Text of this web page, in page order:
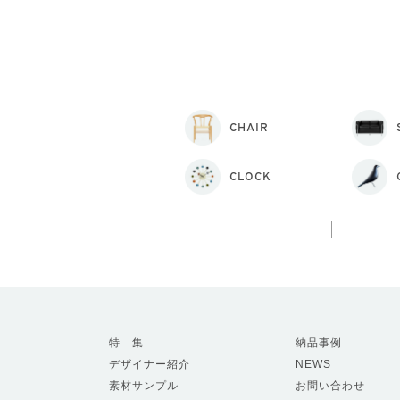
CHAIR
CLOCK
特 集
デザイナー紹介
素材サンプル
納品事例
NEWS
お問い合わせ